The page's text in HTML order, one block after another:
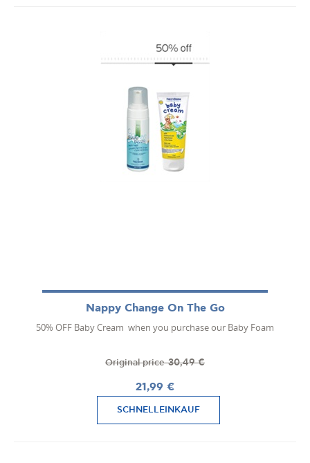
Nappy Change On The Go
50% OFF Baby Cream when you purchase our Baby Foam
Original price30,49 €
21,99 €
SCHNELLEINKAUF